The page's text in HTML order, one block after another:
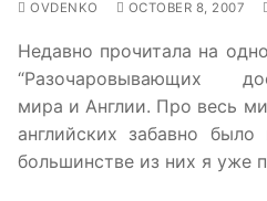
OVDENKO OCTOBER 8, 2007
Недавно прочитала на
“Разочаровывающих
мира и Англии. Про весь
английских забавно
большинстве из них я уже